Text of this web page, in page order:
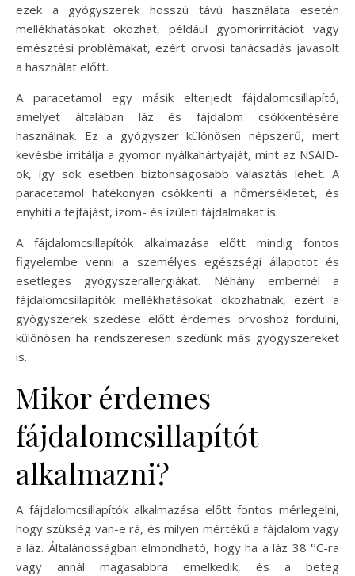
ezek a gyógyszerek hosszú távú használata esetén
mellékhatásokat okozhat, például gyomorirritációt vagy
emésztési problémákat, ezért orvosi tanácsadás javasolt
a használat előtt.
A paracetamol egy másik elterjedt fájdalomcsillapító,
amelyet általában láz és fájdalom csökkentésére
használnak. Ez a gyógyszer különösen népszerű, mert
kevésbé irritálja a gyomor nyálkahártyáját, mint az NSAID-
ok, így sok esetben biztonságosabb választás lehet. A
paracetamol hatékonyan csökkenti a hőmérsékletet, és
enyhíti a fejfájást, izom- és ízületi fájdalmakat is.
A fájdalomcsillapítók alkalmazása előtt mindig fontos
figyelembe venni a személyes egészségi állapotot és
esetleges gyógyszerallergiákat. Néhány embernél a
fájdalomcsillapítók mellékhatásokat okozhatnak, ezért a
gyógyszerek szedése előtt érdemes orvoshoz fordulni,
különösen ha rendszeresen szedünk más gyógyszereket
is.
Mikor érdemes
fájdalomcsillapítót
alkalmazni?
A fájdalomcsillapítók alkalmazása előtt fontos mérlegelni,
hogy szükség van-e rá, és milyen mértékű a fájdalom vagy
a láz. Általánosságban elmondható, hogy ha a láz 38 °C-ra
vagy annál magasabbra emelkedik, és a beteg